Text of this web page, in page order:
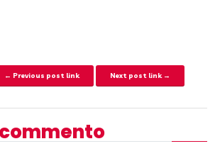
articoli
← Previous post link Next post link →